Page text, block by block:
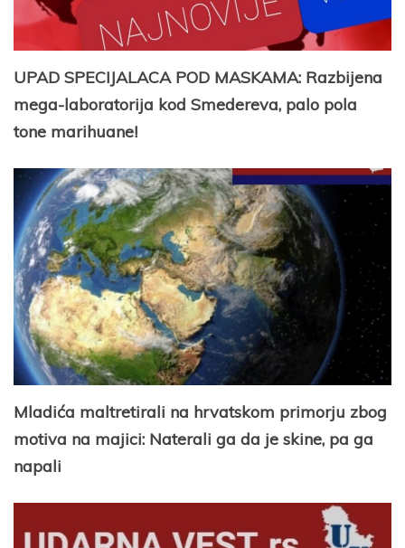
UPAD SPECIJALACA POD MASKAMA: Razbijena
mega-laboratorija kod Smedereva, palo pola
tone marihuane!
Mladića maltretirali na hrvatskom primorju zbog
motiva na majici: Naterali ga da je skine, pa ga
napali